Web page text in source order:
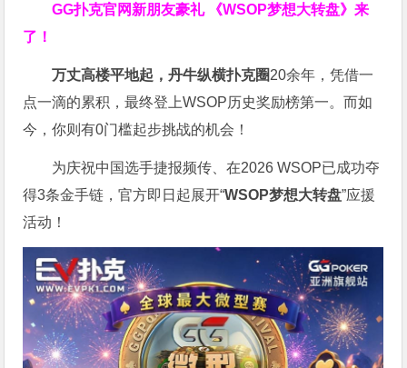
GG扑克官网新朋友豪礼
《WSOP梦想大转盘》来
了！
万丈高楼平地起，丹牛纵横扑克圈20余年，凭借一
点一滴的累积，最终登上WSOP历史奖励榜第一。而如
今，你则有0门槛起步挑战的机会！
为庆祝中国选手捷报频传、在2026 WSOP已成功夺
得3条金手链，官方即日起展开“WSOP梦想大转盘”应援
活动！